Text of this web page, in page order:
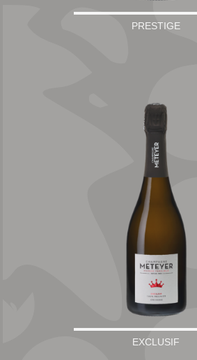
PRESTIGE
EXCLUSIF